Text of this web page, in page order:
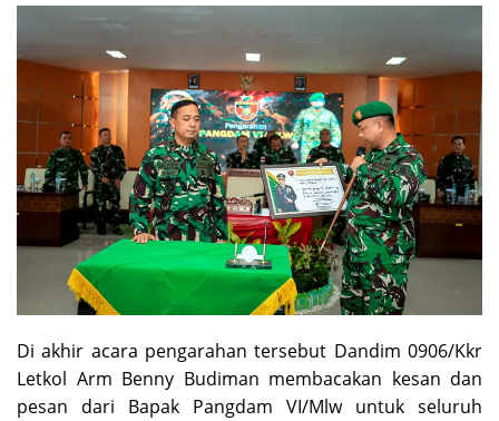
Di akhir acara pengarahan tersebut Dandim 0906/Kkr
Letkol Arm Benny Budiman membacakan kesan dan
pesan dari Bapak Pangdam VI/Mlw untuk seluruh